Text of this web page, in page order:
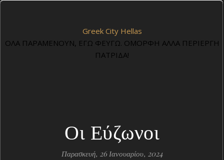
Greek City Hellas
ΟΛΑ ΠΑΡΑΜΕΝΟΥΝ, ΕΓΩ ΦΕΥΓΩ. ΟΜΟΡΦΗ ΑΛΛΑ ΠΕΡΙΕΡΓΗ
ΠΑΤΡΙΔΑ!
Οι Εύζωνοι
Παρασκευή, 26 Ιανουαρίου, 2024